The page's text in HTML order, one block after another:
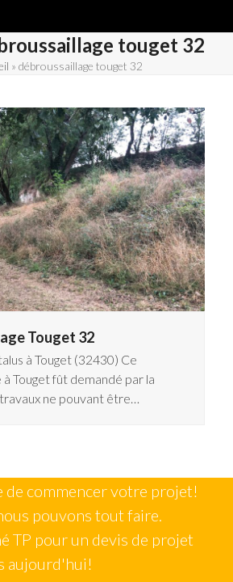
touget 32
»débroussaillage touget 32
Touget 32
à Touget (32430) Ce
à Touget fût demandé par la
ne pouvant être…
de commencer votre projet!
pouvons tout faire.
TP pour un devis de projet
aujourd'hui!